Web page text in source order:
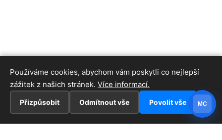
Používáme cookies, abychom vám poskytli co nejlepší
zážitek z našich stránek. Více informací.
Přizpůsobit Odmítnout vše Povolit vše MC